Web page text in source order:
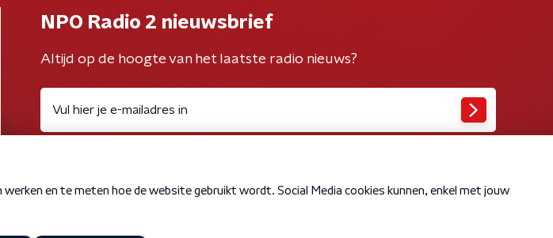
NPO Radio 2 nieuwsbrief
Altijd op de hoogte van het laatste radio nieuws?